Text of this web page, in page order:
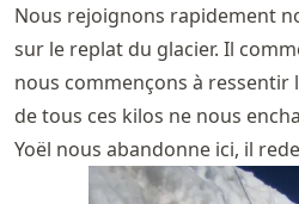
Nous rejoignons rapidement
sur le replat du glacier. Il
nous commençons à
de tous ces kilos ne nous
Yoël nous abandonne ici, il